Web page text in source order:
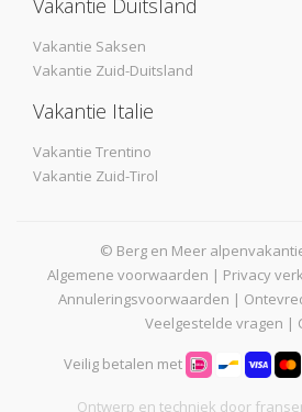
Vakantie Saksen
Vakantie Zuid-Duitsland
Vakantie Italie
Vakantie Trentino
Vakantie Zuid-Tirol
© Berg en Meer
Algemene voorwaarden | Privacy
Annuleringsvoorwaarden |
Veelgestelde vragen |
Veilig betalen met
Ontwerp en techniek door